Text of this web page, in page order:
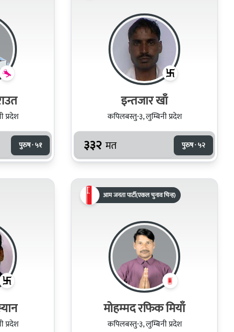
प्रदेश
पुरुष · ५१
इन्तजार खाँ
कपिलबस्तु-३, लुम्बिनी प्रदेश
३३२ मत पुरुष · ५२
प्रदेश
आम जनता पार्टी(एकल चुनाव चिन्ह)
मोहम्मद रफिक मियाँ
कपिलबस्तु-३, लुम्बिनी प्रदेश